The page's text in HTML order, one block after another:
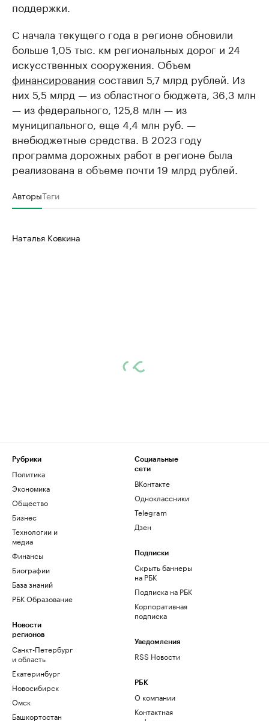
поддержки.
С начала текущего года в регионе обновили
больше 1,05 тыс. км региональных дорог и 24
искусственных сооружения. Объем
финансирования составил 5,7 млрд рублей. Из
них 5,5 млрд — из областного бюджета, 36,3 млн
— из федерального, 125,8 млн — из
муниципального, еще 4,4 млн руб. —
внебюджетные средства. В 2023 году
программа дорожных работ в регионе была
реализована в объеме почти 19 млрд рублей.
АвторыТеги
Наталья Ковкина
Рубрики
Политика
Экономика
Общество
Бизнес
Технологии и
медиа
Финансы
Биографии
База знаний
РБК Образование
Новости
регионов
Санкт-Петербург
и область
Екатеринбург
Новосибирск
Омск
Башкортостан
Социальные
сети
ВКонтакте
Одноклассники
Telegram
Дзен
Подписки
Скрыть баннеры
на РБК
Подписка на РБК
Корпоративная
подписка
Уведомления
RSS Новости
РБК
О компании
Контактная